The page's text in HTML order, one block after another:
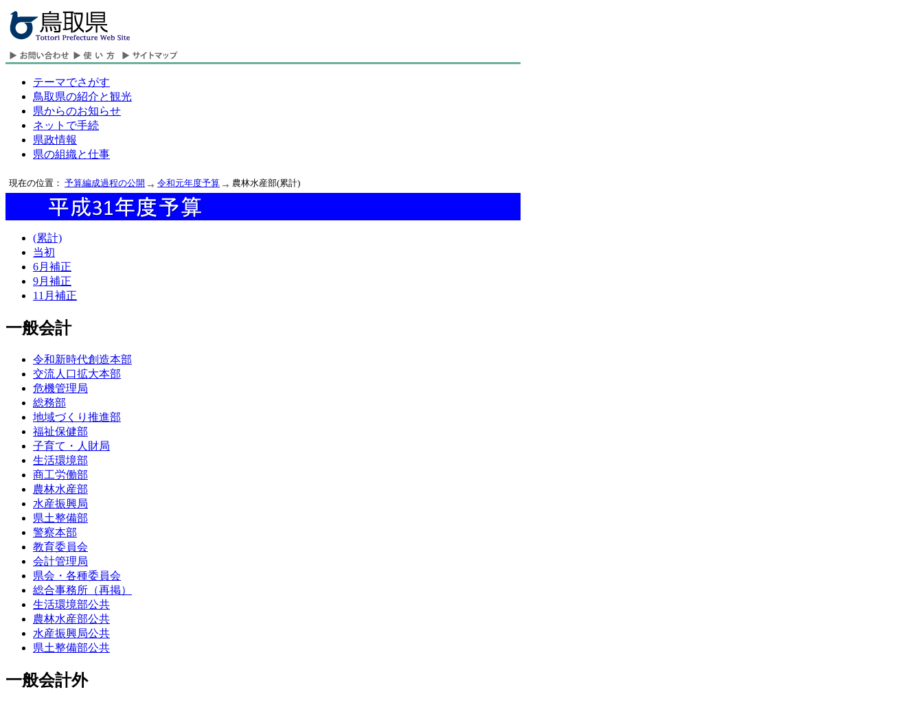
テーマでさがす
鳥取県の紹介と観光
県からのお知らせ
ネットで手続
県政情報
県の組織と仕事
現在の位置： 予算編成過程の公開 令和元年度予算 農林水産部(累計)
(累計)
当初
6月補正
9月補正
11月補正
一般会計
令和新時代創造本部
交流人口拡大本部
危機管理局
総務部
地域づくり推進部
福祉保健部
子育て・人財局
生活環境部
商工労働部
農林水産部
水産振興局
県土整備部
警察本部
教育委員会
会計管理局
県会・各種委員会
総合事務所（再掲）
生活環境部公共
農林水産部公共
水産振興局公共
県土整備部公共
一般会計外